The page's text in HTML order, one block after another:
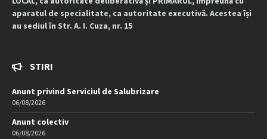
aparatul de specialitate, ca autoritate executivă. Acestea își
au sediul în Str. A. I. Cuza, nr. 15
STIRI
Anunt privind Serviciul de Salubrizare
06/08/2026
Anunt colectiv
06/08/2026